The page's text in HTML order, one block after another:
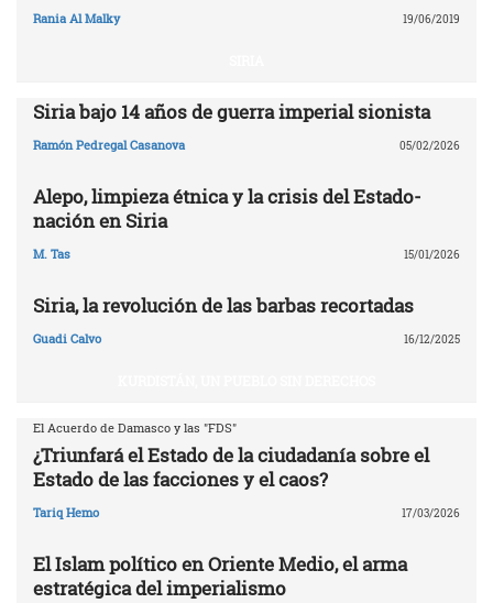
Rania Al Malky 19/06/2019
Siria bajo 14 años de guerra imperial sionista
Ramón Pedregal Casanova 05/02/2026
Alepo, limpieza étnica y la crisis del Estado-
nación en Siria
M. Tas 15/01/2026
Siria, la revolución de las barbas recortadas
Guadi Calvo 16/12/2025
El Acuerdo de Damasco y las "FDS"
¿Triunfará el Estado de la ciudadanía sobre el
Estado de las facciones y el caos?
Tariq Hemo 17/03/2026
El Islam político en Oriente Medio, el arma
estratégica del imperialismo